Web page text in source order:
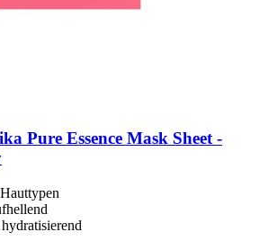
Pure Essence Mask Sheet -​